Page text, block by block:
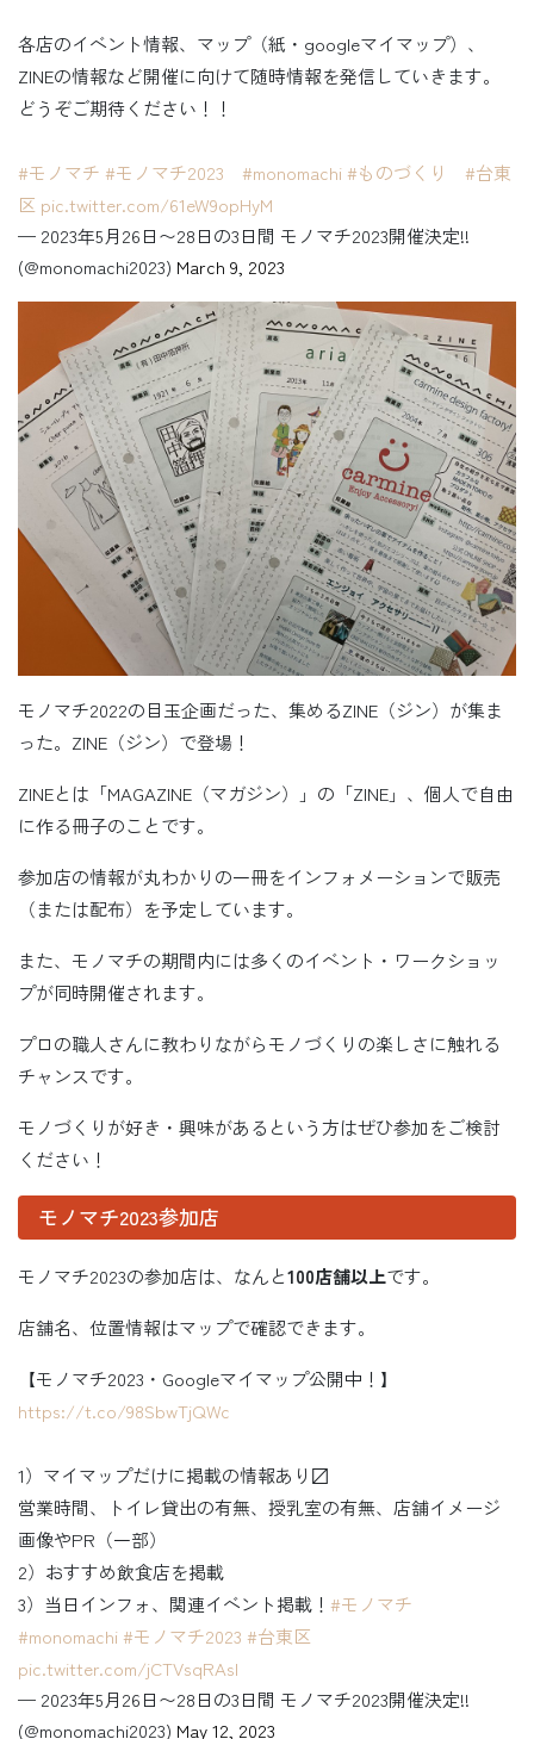
各店のイベント情報、マップ（紙・googleマイマップ）、
ZINEの情報など開催に向けて随時情報を発信していきます。
どうぞご期待ください！！
#モノマチ #モノマチ2023 #monomachi#ものづくり
#台東
区 pic.twitter.com/61eW9opHyM
— 2023年5月26日〜28日の3日間 モノマチ2023開催決定!!
(@monomachi2023) March 9, 2023
モノマチ2022の目玉企画だった、集めるZINE（ジン）が集ま
った。ZINE（ジン）で登場！
ZINEとは「MAGAZINE（マガジン）」の「ZINE」、個人で自由
に作る冊子のことです。
参加店の情報が丸わかりの一冊をインフォメーションで販売
（または配布）を予定しています。
また、モノマチの期間内には多くのイベント・ワークショッ
プが同時開催されます。
プロの職人さんに教わりながらモノづくりの楽しさに触れる
チャンスです。
モノづくりが好き・興味があるという方はぜひ参加をご検討
ください！
モノマチ2023参加店
モノマチ2023の参加店は、なんと100店舗以上です。
店舗名、位置情報はマップで確認できます。
【モノマチ2023・Googleマイマップ公開中！】
https://t.co/98SbwTjQWc
1）マイマップだけに掲載の情報あり〼
営業時間、トイレ貸出の有無、授乳室の有無、店舗イメージ
画像やPR（一部）
2）おすすめ飲食店を掲載
3）当日インフォ、関連イベント掲載！ #モノマチ
#monomachi#モノマチ2023 #台東区
pic.twitter.com/jCTVsqRAsI
— 2023年5月26日〜28日の3日間 モノマチ2023開催決定!!
(@monomachi2023) May 12, 2023